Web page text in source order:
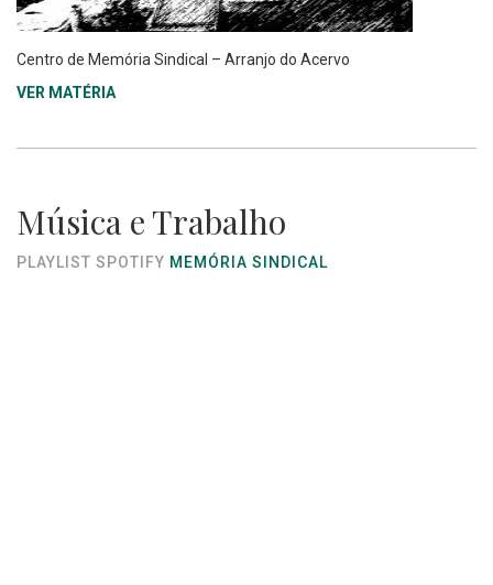
Centro de Memória Sindical – Arranjo do Acervo
VER MATÉRIA
Música e Trabalho
PLAYLIST SPOTIFY MEMÓRIA SINDICAL